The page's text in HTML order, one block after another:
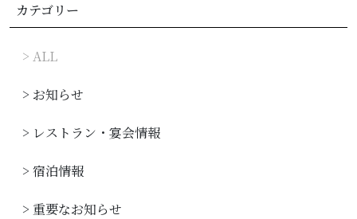
よくあるご質問
宿泊予約
カテゴリー
> ALL
> お知らせ
> レストラン・宴会情報
> 宿泊情報
> 重要なお知らせ